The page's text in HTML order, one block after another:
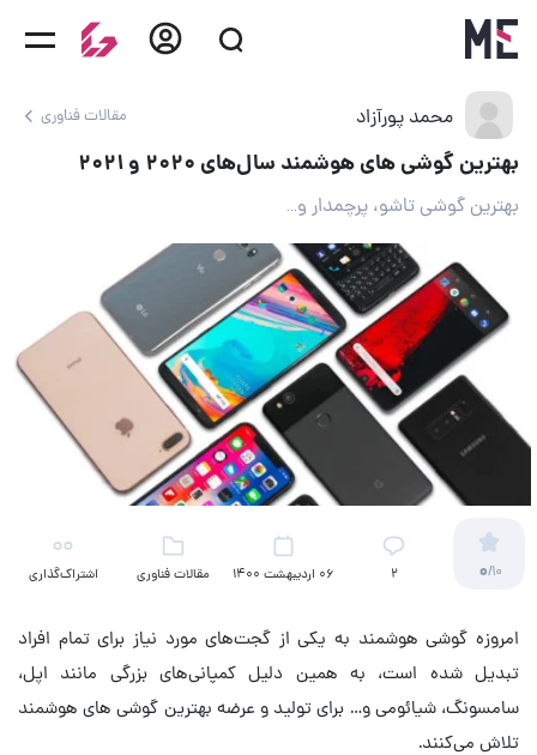
محمد پورآزاد مقالات فناوری
بهترین گوشی های هوشمند سال‌های ۲۰۲۰ و ۲۰۲۱
بهترین گوشی تاشو، پرچمدار و...
0/10
2 06 اردیبهشت 1400 مقالات فناوری اشتراک‌گذاری
امروزه گوشی هوشمند به یکی از گجت‌های مورد نیاز برای تمام افراد
تبدیل شده است، به همین دلیل کمپانی‌های بزرگی مانند اپل،
سامسونگ، شیائومی و… برای تولید و عرضه بهترین گوشی های هوشمند
تلاش می‌کنند.